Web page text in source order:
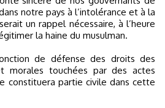
notre pays à l’intolérance et à la
un rappel nécessaire, à l’heure
la haine du musulman.
de défense des droits des
morales touchées par des actes
constituera partie civile dans cette